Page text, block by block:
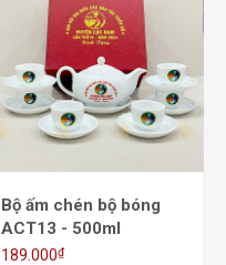
Bộ ấm chén bộ bóng
ACT13 - 500ml
189.000₫